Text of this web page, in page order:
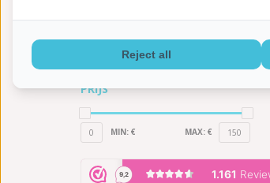
KLEUR
Wit
Groen (1)
PRIJS
0 MIN: € MAX: € 150
Reject all